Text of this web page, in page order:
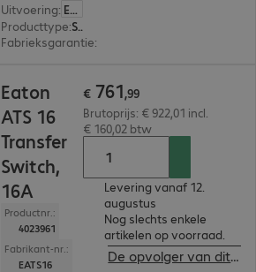
Uitvoering: Europa
Producttype: Switch
Fabrieksgarantie:
Eaton
ATS 16
Transfer
Switch,
16A
Productnr.:
4023961
Fabrikant-nr.:
EATS16
€ 761,99
Brutoprijs: € 922,01 incl.
€ 160,02 btw
Levering vanaf 12.
augustus
Nog slechts enkele
artikelen op voorraad.
De opvolger van dit product bekijken